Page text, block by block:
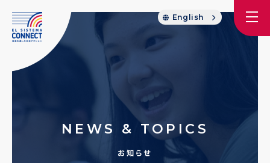
English
NEWS & TOPICS
お知らせ